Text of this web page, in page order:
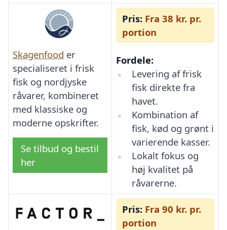
Skagenfood er
specialiseret i frisk
fisk og nordjyske
råvarer, kombineret
med klassiske og
moderne opskrifter.
Se tilbud og bestil
her
Pris: Fra 38 kr. pr.
portion
Fordele:
Levering af frisk
fisk direkte fra
havet.
Kombination af
fisk, kød og grønt i
varierende kasser.
Lokalt fokus og
høj kvalitet på
råvarerne.
Pris: Fra 90 kr. pr.
portion